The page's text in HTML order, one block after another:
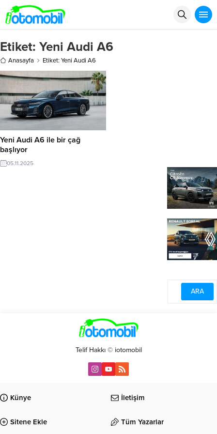
Etiket: Yeni Audi A6
Anasayfa Etiket: Yeni Audi A6
Yeni Audi A6 ile bir çağ
başlıyor
05.11.2025
Telif Hakkı © iotomobil
Künye İletişim
Sitene Ekle Tüm Yazarlar